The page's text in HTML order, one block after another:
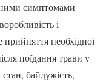
симптомами
і
необхідної
поїдання трави у
байдужість,